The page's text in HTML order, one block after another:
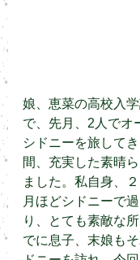
娘、恵菜の高校入
で、先月、2人でオ
シドニーを旅して
間、充実した素晴
ました。私自身、
月ほどシドニーで
り、とても素敵な
でに息子、末娘も